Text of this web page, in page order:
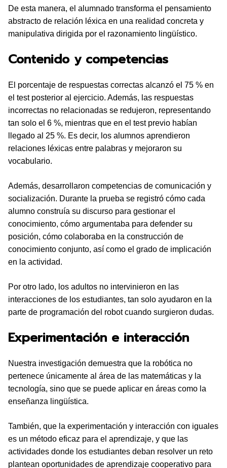
De esta manera, el alumnado transforma el pensamiento
abstracto de relación léxica en una realidad concreta y
manipulativa dirigida por el razonamiento lingüístico.
Contenido y competencias
El porcentaje de respuestas correctas alcanzó el 75 % en
el test posterior al ejercicio. Además, las respuestas
incorrectas no relacionadas se redujeron, representando
tan solo el 6 %, mientras que en el test previo habían
llegado al 25 %. Es decir, los alumnos aprendieron
relaciones léxicas entre palabras y mejoraron su
vocabulario.
Además, desarrollaron competencias de comunicación y
socialización. Durante la prueba se registró cómo cada
alumno construía su discurso para gestionar el
conocimiento, cómo argumentaba para defender su
posición, cómo colaboraba en la construcción de
conocimiento conjunto, así como el grado de implicación
en la actividad.
Por otro lado, los adultos no intervinieron en las
interacciones de los estudiantes, tan solo ayudaron en la
parte de programación del robot cuando surgieron dudas.
Experimentación e interacción
Nuestra investigación demuestra que la robótica no
pertenece únicamente al área de las matemáticas y la
tecnología, sino que se puede aplicar en áreas como la
enseñanza lingüística.
También, que la experimentación y interacción con iguales
es un método eficaz para el aprendizaje, y que las
actividades donde los estudiantes deban resolver un reto
plantean oportunidades de aprendizaje cooperativo para